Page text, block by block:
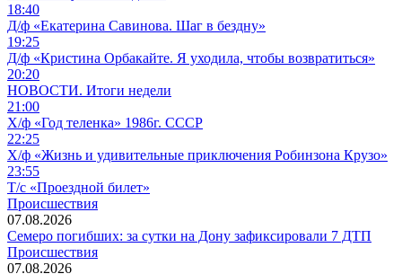
18:40
Д/ф «Екатерина Савинова. Шаг в бездну»
19:25
Д/ф «Кристина Орбакайте. Я уходила, чтобы возвратиться»
20:20
НОВОСТИ. Итоги недели
21:00
Х/ф «Год теленка» 1986г. СССР
22:25
Х/ф «Жизнь и удивительные приключения Робинзона Крузо»
23:55
Т/с «Проездной билет»
Происшествия
07.08.2026
Семеро погибших: за сутки на Дону зафиксировали 7 ДТП
Происшествия
07.08.2026